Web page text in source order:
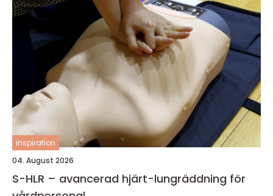
inspiration
04. August 2026
S-HLR – avancerad hjärt-lungräddning för